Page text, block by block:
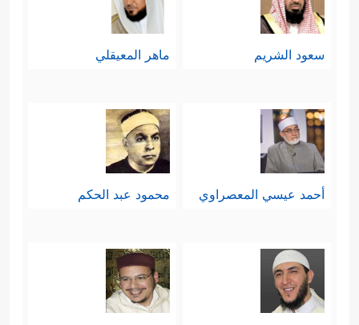
سعود الشريم ماهر المعيقلي
أحمد عيسي المعصراوي محمود عبد الحكم